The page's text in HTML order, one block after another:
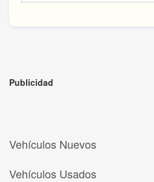
Publicidad
Vehículos Nuevos
Vehículos Usados